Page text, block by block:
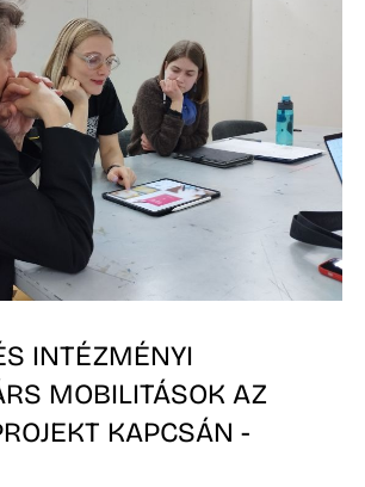
INTÉZMÉNYI
MOBILITÁSOK AZ
KAPCSÁN -